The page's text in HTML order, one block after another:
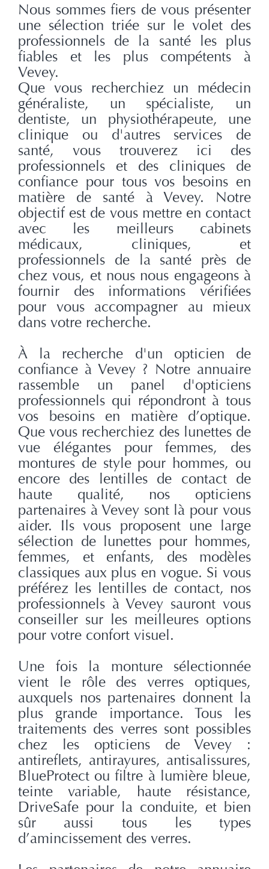
Nous sommes fiers de vous présenter
une sélection triée sur le volet des
professionnels de la santé les plus
fiables et les plus compétents à
Vevey.
Que vous recherchiez un médecin
généraliste, un spécialiste, un
dentiste, un physiothérapeute, une
clinique ou d'autres services de
santé, vous trouverez ici des
professionnels et des cliniques de
confiance pour tous vos besoins en
matière de santé à Vevey. Notre
objectif est de vous mettre en contact
avec les meilleurs cabinets
médicaux, cliniques, et
professionnels de la santé près de
chez vous, et nous nous engageons à
fournir des informations vérifiées
pour vous accompagner au mieux
dans votre recherche.
À la recherche d'un opticien de
confiance à Vevey ? Notre annuaire
rassemble un panel d'opticiens
professionnels qui répondront à tous
vos besoins en matière d’optique.
Que vous recherchiez des lunettes de
vue élégantes pour femmes, des
montures de style pour hommes, ou
encore des lentilles de contact de
haute qualité, nos opticiens
partenaires à Vevey sont là pour vous
aider. Ils vous proposent une large
sélection de lunettes pour hommes,
femmes, et enfants, des modèles
classiques aux plus en vogue. Si vous
préférez les lentilles de contact, nos
professionnels à Vevey sauront vous
conseiller sur les meilleures options
pour votre confort visuel.
Une fois la monture sélectionnée
vient le rôle des verres optiques,
auxquels nos partenaires donnent la
plus grande importance. Tous les
traitements des verres sont possibles
chez les opticiens de Vevey :
antireflets, antirayures, antisalissures,
BlueProtect ou filtre à lumière bleue,
teinte variable, haute résistance,
DriveSafe pour la conduite, et bien
sûr aussi tous les types
d’amincissement des verres.